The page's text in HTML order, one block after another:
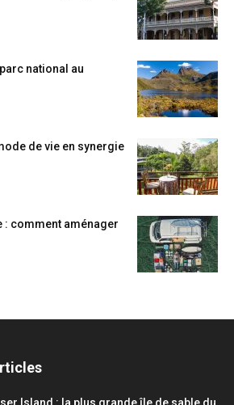
national au
de vie en synergie
: comment aménager